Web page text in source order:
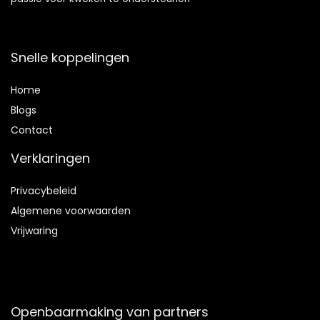
Snelle koppelingen
Home
Blogs
Contact
Verklaringen
Privacybeleid
Algemene voorwaarden
Vrijwaring
Openbaarmaking van partners